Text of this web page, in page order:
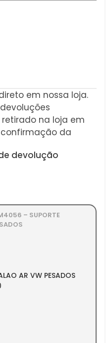
em nossa loja.
na loja em
da
devolução
– SUPORTE
AR VW PESADOS